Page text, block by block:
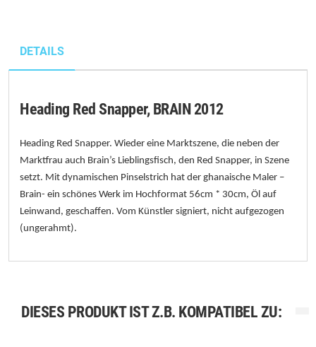
DETAILS
Heading Red Snapper, BRAIN 2012
Heading Red Snapper. Wieder eine Marktszene, die neben der
Marktfrau auch Brain’s Lieblingsfisch, den Red Snapper, in Szene
setzt. Mit dynamischen Pinselstrich hat der ghanaische Maler –
Brain- ein schönes Werk im Hochformat 56cm * 30cm, Öl auf
Leinwand, geschaffen. Vom Künstler signiert, nicht aufgezogen
(ungerahmt).
DIESES PRODUKT IST Z.B. KOMPATIBEL ZU: